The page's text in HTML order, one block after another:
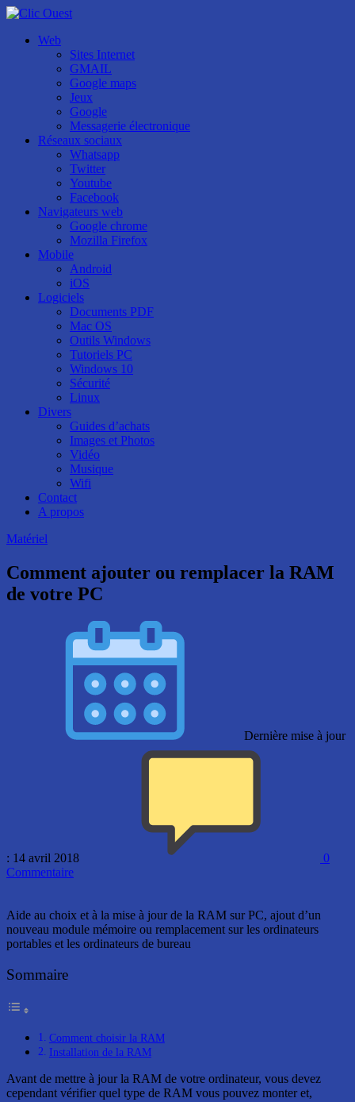
Web
Sites Internet
GMAIL
Google maps
Jeux
Google
Messagerie électronique
Réseaux sociaux
Whatsapp
Twitter
Youtube
Facebook
Navigateurs web
Google chrome
Mozilla Firefox
Mobile
Android
iOS
Logiciels
Documents PDF
Mac OS
Outils Windows
Tutoriels PC
Windows 10
Sécurité
Linux
Divers
Guides d’achats
Images et Photos
Vidéo
Musique
Wifi
Contact
A propos
Matériel
Comment ajouter ou remplacer la RAM
de votre PC
Dernière mise à jour
: 14 avril 2018
0
Commentaire
Aide au choix et à la mise à jour de la RAM sur PC, ajout d’un
nouveau module mémoire ou remplacement sur les ordinateurs
portables et les ordinateurs de bureau
Sommaire
Comment choisir la RAM
Installation de la RAM
Avant de mettre à jour la RAM de votre ordinateur, vous devez
cependant vérifier quel type de RAM vous pouvez monter et,